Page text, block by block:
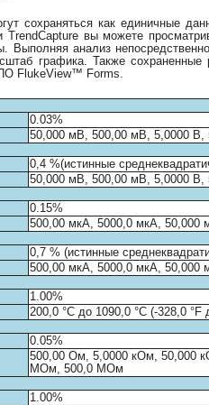
сохраняться как единичные
TrendCapture вы можете
Выполняя анализ
графика. Также сохраненные
FlukeView™ Forms.
0.03%
50,000 мВ, 500,00 мВ, 5,0000 В,
0,4 %(истинные
50,000 мВ, 500,00 мВ, 5,0000 В,
0.15%
500,00 мкА, 5000,0 мкА,
0,7 % (истинные
500,00 мкА, 5000,0 мкА,
1.00%
200,0 °C до 1090,0 °C (-328,0 °F
0.05%
500,00 Ом, 5,0000 кОм, 50,000
МОм, 500,0 МОм
1.00%